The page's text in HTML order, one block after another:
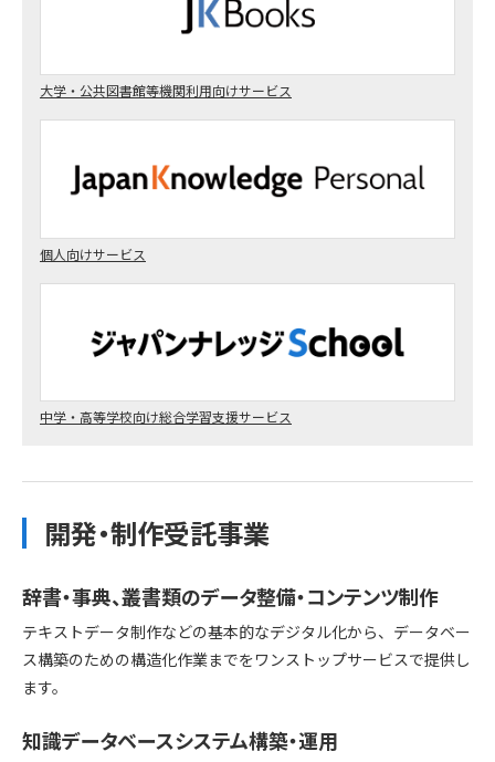
大学・公共図書館等機関利用向けサービス
個人向けサービス
中学・高等学校向け総合学習支援サービス
開発・制作受託事業
辞書・事典、叢書類のデータ整備・コンテンツ制作
テキストデータ制作などの基本的なデジタル化から、データベー
ス構築のための構造化作業までをワンストップサービスで提供し
ます。
知識データベースシステム構築・運用